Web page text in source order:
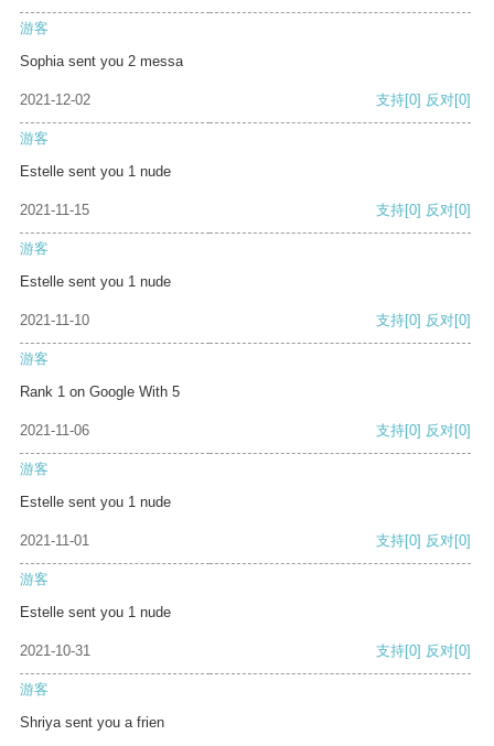
游客
Sophia sent you 2 messa
2021-12-02 支持[0] 反对[0]
游客
Estelle sent you 1 nude
2021-11-15 支持[0] 反对[0]
游客
Estelle sent you 1 nude
2021-11-10 支持[0] 反对[0]
游客
Rank 1 on Google With 5
2021-11-06 支持[0] 反对[0]
游客
Estelle sent you 1 nude
2021-11-01 支持[0] 反对[0]
游客
Estelle sent you 1 nude
2021-10-31 支持[0] 反对[0]
游客
Shriya sent you a frien